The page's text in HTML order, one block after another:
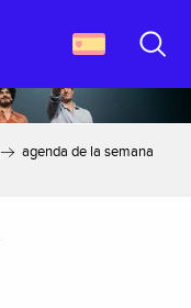
agenda de la semana